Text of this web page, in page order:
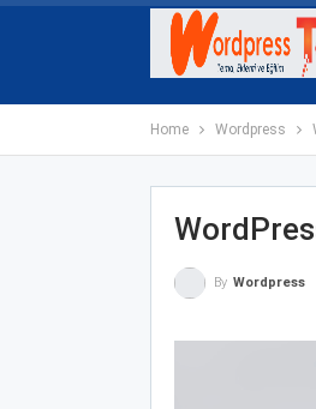
Home Wordpress
By Wordpress